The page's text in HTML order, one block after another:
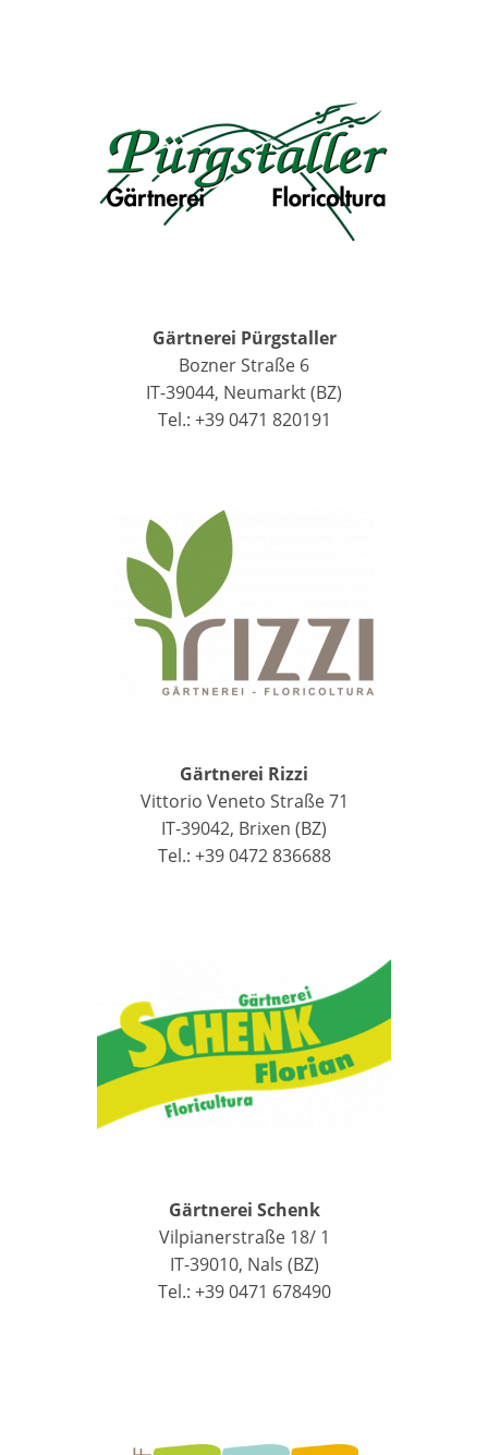
Gärtnerei Pürgstaller
Bozner Straße 6
IT-39044, Neumarkt (BZ)
Tel.: +39 0471 820191
Gärtnerei Rizzi
Vittorio Veneto Straße 71
IT-39042, Brixen (BZ)
Tel.: +39 0472 836688
Gärtnerei Schenk
Vilpianerstraße 18/ 1
IT-39010, Nals (BZ)
Tel.: +39 0471 678490